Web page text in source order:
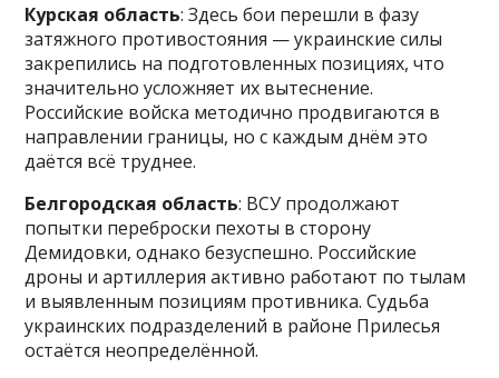
Курская область: Здесь бои перешли в фазу
затяжного противостояния — украинские силы
закрепились на подготовленных позициях, что
значительно усложняет их вытеснение.
Российские войска методично продвигаются в
направлении границы, но с каждым днём это
даётся всё труднее.
Белгородская область: ВСУ продолжают
попытки переброски пехоты в сторону
Демидовки, однако безуспешно. Российские
дроны и артиллерия активно работают по тылам
и выявленным позициям противника. Судьба
украинских подразделений в районе Прилесья
остаётся неопределённой.